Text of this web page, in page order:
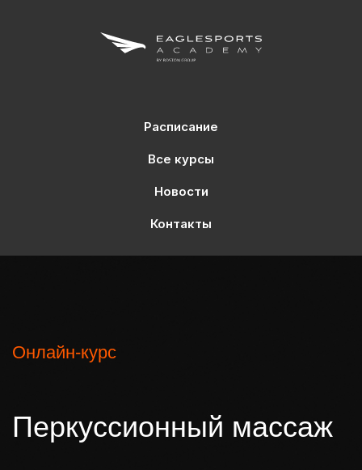
Расписание
Все курсы
Новости
Контакты
от А до Я